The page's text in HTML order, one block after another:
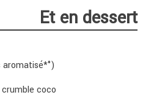
Et en dessert
coco